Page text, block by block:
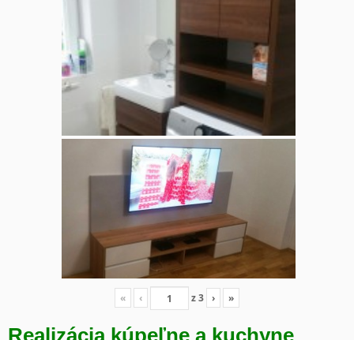
« ‹ z3 › »
Realizácia kúpeľne a kuchyne